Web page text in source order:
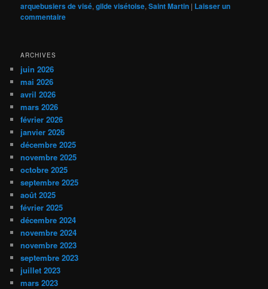
arquebusiers de visé,gilde visétoise,Saint Martin | Laisser un
commentaire
ARCHIVES
juin 2026
mai 2026
avril 2026
mars 2026
février 2026
janvier 2026
décembre 2025
novembre 2025
octobre 2025
septembre 2025
août 2025
février 2025
décembre 2024
novembre 2024
novembre 2023
septembre 2023
juillet 2023
mars 2023